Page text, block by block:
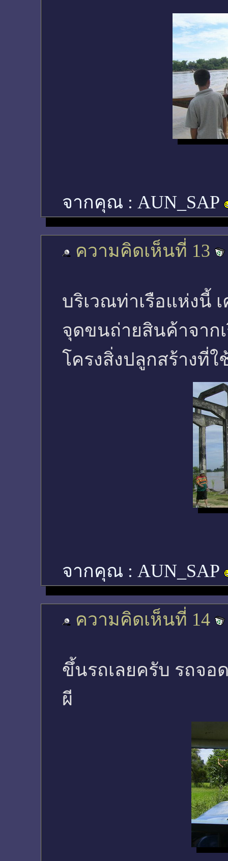
จากคุณ : AUN_SAP
ความคิดเห็นที่ 13
บริเวณท่าเรือแห่งนี้
จุดขนถ่ายสินค้าจาก
โครงสิ่งปลูกสร้างที่
จากคุณ : AUN_SAP
ความคิดเห็นที่ 14
ขึ้นรถเลยครับ รถจอ
ผี